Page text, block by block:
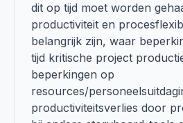
dit op tijd moet worden
productiviteit en
belangrijk zijn, waar
tijd kritische project
beperkingen op
resources/
productiviteitsverlies door